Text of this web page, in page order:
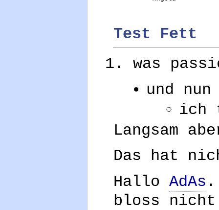
Test Fett
was
und nun
ich
Langsam
Das hat
HalloAdAs .
bloss nicht